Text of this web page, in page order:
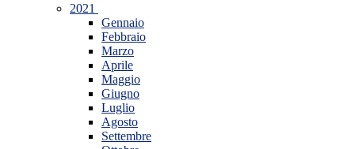
2021
Gennaio
Febbraio
Marzo
Aprile
Maggio
Giugno
Luglio
Agosto
Settembre